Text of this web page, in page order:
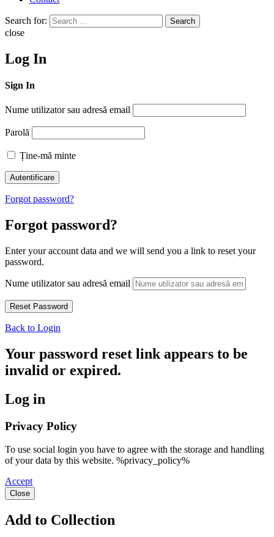
Search for: Search
close
Log In
Sign In
Nume utilizator sau adresă email
Parolă
Ține-mă minte
Forgot password?
Forgot password?
Enter your account data and we will send you a link to reset your
password.
Nume utilizator sau adresă email
Back to Login
Your password reset link appears to be
invalid or expired.
Log in
Privacy Policy
To use social login you have to agree with the storage and handling
of your data by this website. %privacy_policy%
Accept
Close
Add to Collection